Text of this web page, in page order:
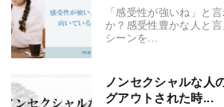
「感受性が強いね」と
か？感受性豊かな人と
シーンを...
ノンセクシャルな人
グアウトされた時...